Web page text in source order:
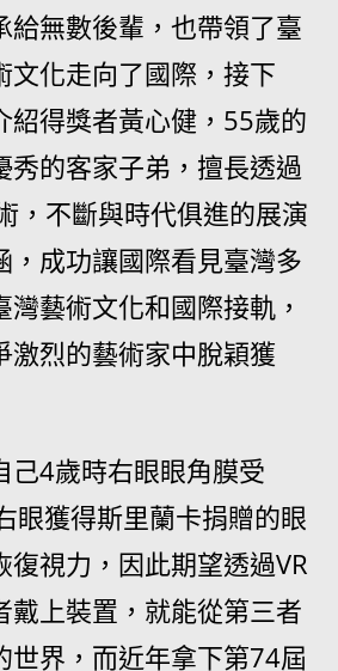
給無數後輩，也帶領了臺
文化走向了國際，接下
紹得獎者黃心健，55歲的
秀的客家子弟，擅長透過
，不斷與時代俱進的展演
，成功讓國際看見臺灣多
藝術文化和國際接軌，
激烈的藝術家中脫穎獲
己4歲時右眼眼角膜受
眼獲得斯里蘭卡捐贈的眼
復視力，因此期望透過VR
戴上裝置，就能從第三者
世界，而近年拿下第74屆